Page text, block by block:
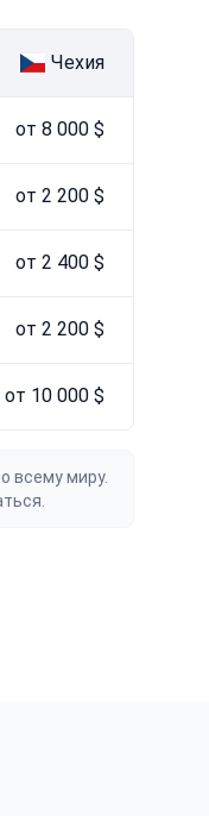
Чехия
от 8 000 $
от 2 200 $
от 2 400 $
от 2 200 $
от 10 000 $
всему миру.